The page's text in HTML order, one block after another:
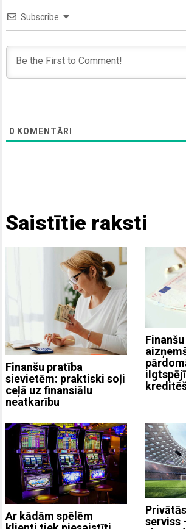
Subscribe
0 KOMENTĀRI
Saistītie raksti
Finanšu pratība
sievietēm: praktiski soļi
ceļā uz finansiālu
neatkarību
Ar kādām spēlēm
serviss